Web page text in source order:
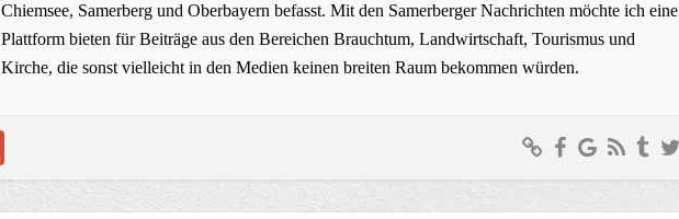
Chiemsee, Samerberg und Oberbayern befasst. Mit den Samerberger Nachrichten möchte ich eine
Plattform bieten für Beiträge aus den Bereichen Brauchtum, Landwirtschaft, Tourismus und
Kirche, die sonst vielleicht in den Medien keinen breiten Raum bekommen würden.